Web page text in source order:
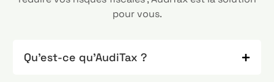
pour vous.
Qu'est-ce qu’AudiTax ?